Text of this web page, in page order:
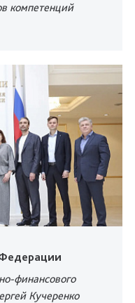
компетенций
финансового
Кучеренко